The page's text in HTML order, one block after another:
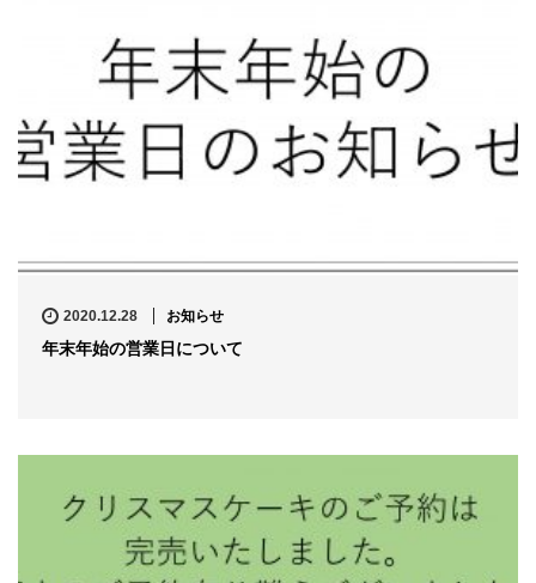
2020.12.28 お知らせ
年末年始の営業日について